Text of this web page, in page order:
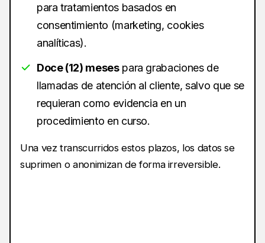
para tratamientos basados en
consentimiento (marketing, cookies
analíticas).
Doce (12) mesespara grabaciones de
llamadas de atención al cliente, salvo que se
requieran como evidencia en un
procedimiento en curso.
Una vez transcurridos estos plazos, los datos se
suprimen o anonimizan de forma irreversible.